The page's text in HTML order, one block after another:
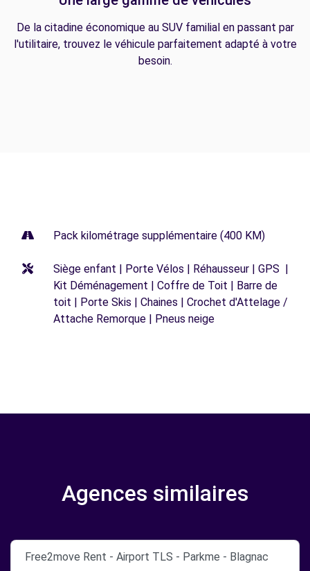
De la citadine économique au SUV familial en passant par
l'utilitaire, trouvez le véhicule parfaitement adapté à votre
besoin.
Pack kilométrage supplémentaire (400 KM)
Siège enfant | Porte Vélos | Réhausseur | GPS |
Kit Déménagement | Coffre de Toit | Barre de
toit | Porte Skis | Chaines | Crochet d'Attelage /
Attache Remorque | Pneus neige
Agences similaires
Free2move Rent - Airport TLS - Parkme - Blagnac